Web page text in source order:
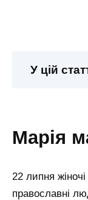
У цій
марія
22 липня
православні